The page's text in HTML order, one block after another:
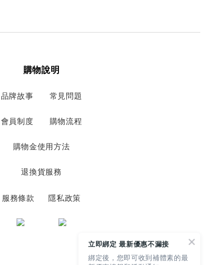
購物說明
品牌故事 常見問題
會員制度 購物流程
購物金使用方法
退換貨服務
服務條款 隱私政策
立即綁定 最新優惠不漏接
綁定後，您即可收到補體素的最